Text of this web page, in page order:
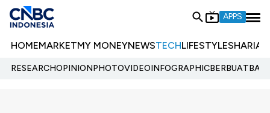
APPS
HOMEMARKETMY MONEYNEWSTECHLIFESTYLESHARIA
RESEARCHOPINIONPHOTOVIDEOINFOGRAPHIC